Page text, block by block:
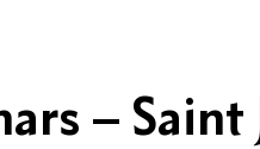
– Saint